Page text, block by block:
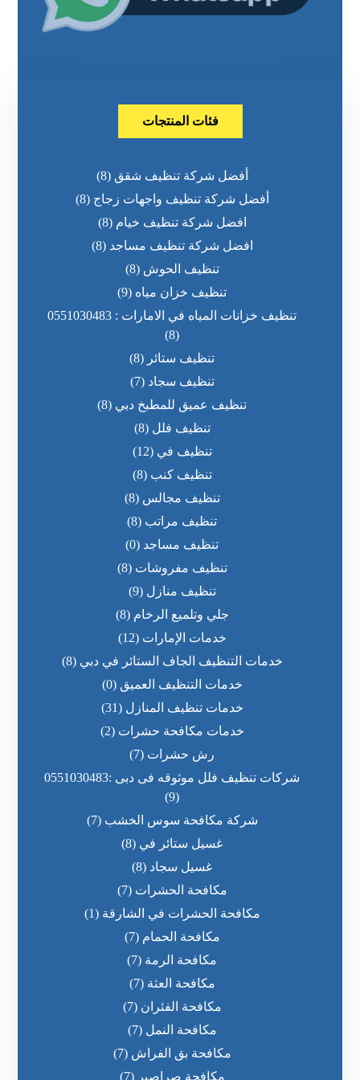
فئات المنتجات
أفضل شركة تنظيف شقق (8)
أفضل شركة تنظيف واجهات زجاج (8)
افضل شركة تنظيف خيام (8)
افضل شركة تنظيف مساجد (8)
تنظيف الحوش (8)
تنظيف خزان مياه (9)
تنظيف خزانات المياه في الامارات : 0551030483
(8)
تنظيف ستائر (8)
تنظيف سجاد (7)
تنظيف عميق للمطبخ دبي (8)
تنظيف فلل (8)
تنظيف في (12)
تنظيف كنب (8)
تنظيف مجالس (8)
تنظيف مراتب (8)
تنظيف مساجد (0)
تنظيف مفروشات (8)
تنظيف منازل (9)
جلي وتلميع الرخام (8)
خدمات الإمارات (12)
خدمات التنظيف الجاف الستائر في دبي (8)
خدمات التنظيف العميق (0)
خدمات تنظيف المنازل (31)
خدمات مكافحة حشرات (2)
رش حشرات (7)
شركات تنظيف فلل موثوقه فى دبى :0551030483
(9)
شركة مكافحة سوس الخشب (7)
غسيل ستائر في (8)
غسيل سجاد (8)
مكافحة الحشرات (7)
مكافحة الحشرات في الشارقة (1)
مكافحة الحمام (7)
مكافحة الرمة (7)
مكافحة العثة (7)
مكافحة الفئران (7)
مكافحة النمل (7)
مكافحة بق الفراش (7)
مكافحة صراصير (7)